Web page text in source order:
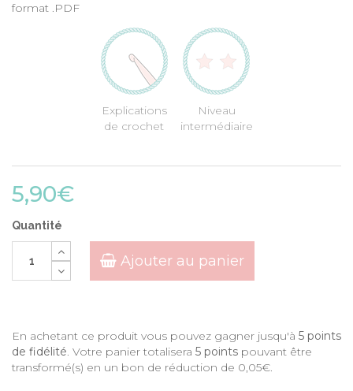
format .PDF
Explications
de crochet
Niveau
intermédiaire
5,90€
Quantité
Ajouter au panier
En achetant ce produit vous pouvez gagner jusqu'à 5 points
de fidélité. Votre panier totalisera 5 points pouvant être
transformé(s) en un bon de réduction de 0,05€.